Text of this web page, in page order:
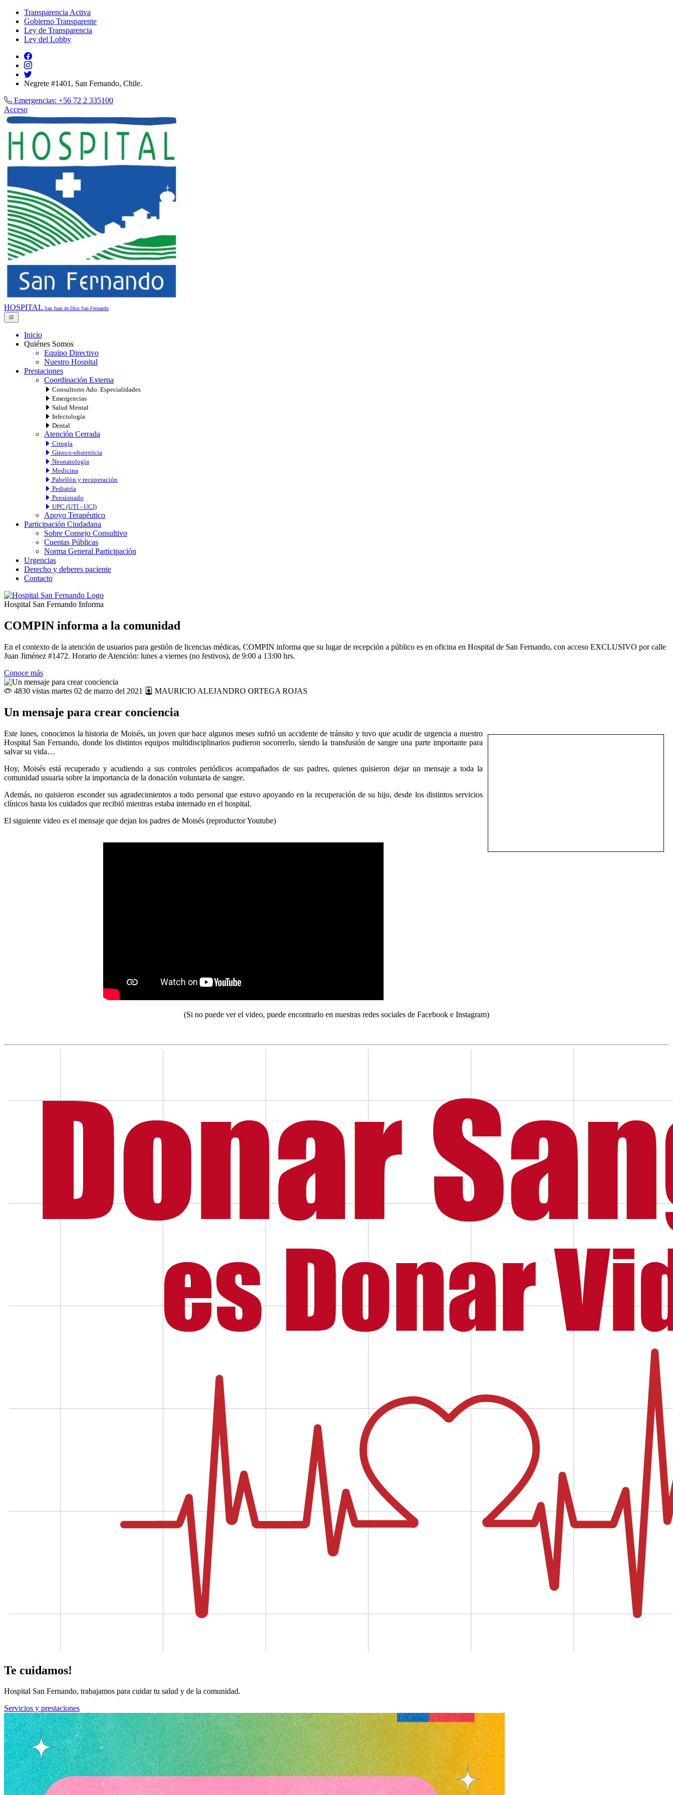
Transparencia Activa
Gobierno Transparente
Ley de Transparencia
Ley del Lobby
Negrete #1401, San Fernando, Chile.
Emergencias: +56 72 2 335100
Acceso
HOSPITAL San Juan de Dios San Fernando
Inicio
Quiénes Somos
Equipo Directivo
Nuestro Hospital
Prestaciones
Coordinación Externa
Consultorio Ado. Especialidades
Emergencias
Salud Mental
Infectología
Dental
Atención Cerrada
Cirugía
Gineco-obstetricia
Neonatología
Medicina
Pabellón y recuperación
Pediatría
Pensionado
UPC (UTI - UCI)
Apoyo Terapéutico
Participación Ciudadana
Sobre Consejo Consultivo
Cuentas Públicas
Norma General Participación
Urgencias
Derecho y deberes paciente
Contacto
Hospital San Fernando Informa
COMPIN informa a la comunidad
En el contexto de la atención de usuarios para gestión de licencias médicas, COMPIN informa que su lugar de recepción a público es en oficina en Hospital de San Fernando, con acceso EXCLUSIVO por calle
Juan Jiménez #1472. Horario de Atención: lunes a viernes (no festivos), de 9:00 a 13:00 hrs.
Conoce más
4830 vistas martes 02 de marzo del 2021 MAURICIO ALEJANDRO ORTEGA ROJAS
Un mensaje para crear conciencia
Este lunes, conocimos la historia de Moisés, un joven que hace algunos meses sufrió un accidente de tránsito y tuvo que acudir de urgencia a nuestro
Hospital San Fernando, donde los distintos equipos multidisciplinarios pudieron socorrerlo, siendo la transfusión de sangre una parte importante para
salvar su vida…
Hoy, Moisés está recuperado y acudiendo a sus controles periódicos acompañados de sus padres, quienes quisieron dejar un mensaje a toda la
comunidad usuaria sobre la importancia de la donación voluntaria de sangre.
Además, no quisieron esconder sus agradecimientos a todo personal que estuvo apoyando en la recuperación de su hijo, desde los distintos servicios
clínicos hasta los cuidados que recibió mientras estaba internado en el hospital.
El siguiente video es el mensaje que dejan los padres de Moisés (reproductor Youtube)
(Si no puede ver el video, puede encontrarlo en nuestras redes sociales de Facebook e Instagram)
Te cuidamos!
Hospital San Fernando, trabajamos para cuidar tu salud y de la comunidad.
Servicios y prestaciones